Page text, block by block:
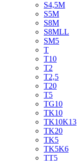
S4,5M
S5M
S8M
S8MLL
SM5
T
T10
T2
T2,5
T20
T5
TG10
TK10
TK10K13
TK20
TK5
TK5K6
TT5